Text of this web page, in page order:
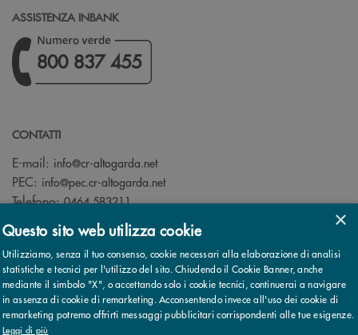
ASSISTENZA INBANK
800 837 455
CONTATTI
E-mail: info@cr-altogarda.net(si apre l’app di posta elettronica)
PEC: info@pec.cr-altogarda.net(si apre l’app di posta elettronica)
Telefono:0464 583211
© 2026 Cassa Rurale AltoGarda - Rovereto - Banca di Credito
Cooperativo - Società Cooperativa - Società partecipante al Gruppo
IVA Cassa Centrale Banca · P.Iva 02529020220Note legali
×
Questo sito web utilizza cookie
Utilizziamo, senza il tuo consenso, cookie necessari alla elaborazione di analisi
statistiche e tecnici per l'utilizzo del sito. Chiudendo il Cookie Banner, anche
mediante il simbolo "X", o accettando solo i cookie tecnici, continuerai a navigare
in assenza di cookie di remarketing. Acconsentendo invece all'uso dei cookie di
remarketing potremo offrirti messaggi pubblicitari corrispondenti alle tue esigenze.
Leggi di più